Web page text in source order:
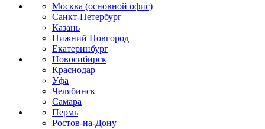
Москва (основной офис)
Санкт-Петербург
Казань
Нижний Новгород
Екатеринбург
Новосибирск
Краснодар
Уфа
Челябинск
Самара
Пермь
Ростов-на-Дону